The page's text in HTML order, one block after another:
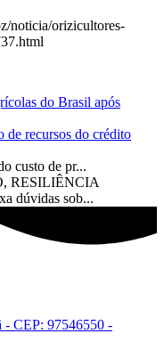
noticia/orizicultores-
do Brasil após
de recursos do crédito
custo de pr...
RESILIÊNCIA
dúvidas sob...
- CEP: 97546550 -